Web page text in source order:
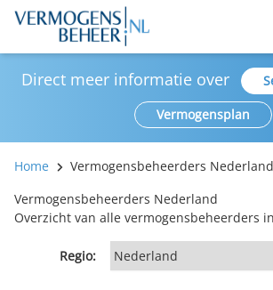
Direct meer informatie over
Vermogensplan
Home
Vermogensbeheerders Nederland
Vermogensbeheerders Nederland
Overzicht van alle vermogensbeheerders
Regio: